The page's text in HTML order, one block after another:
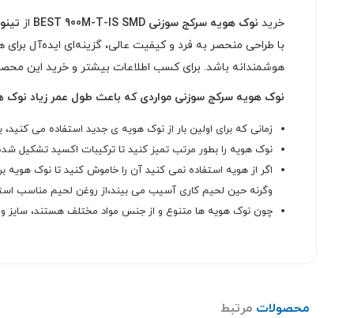
خرید نوک هویه سرکج سوزنی BEST 900M-T-IS SMD از
با طراحی منحصر به فرد و کیفیت عالی، گزینه‌ای ایده‌آل
هوشمندانه باشد. برای کسب اطلاعات بیشتر و خرید این
نوک هویه سرکج سوزنی مواردی که باعث طول عمر زیاد نوک
زمانی که برای اولین بار از نوک هویه ی جدید استفاده می کنید، باید دمای
نوک هویه را بطور مرتب تمیز کنید تا ترکیبات اکسید تشکیل
اگر از هویه استفاده نمی کنید آن را خاموش کنید تا نوک
وگرنه حین لحیم کاری آسیب می بیند،از روغن لحیم مناسب
چون نوک هویه ها متنوع و از جنس مواد مختلف هستند، سایز و
محصولات مرتبط